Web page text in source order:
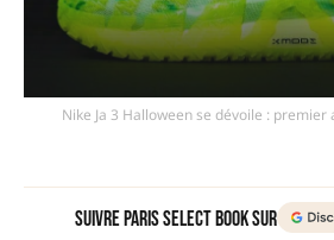
Nike Ja 3 Halloween se dévoile :
Suivre Paris Select Book sur